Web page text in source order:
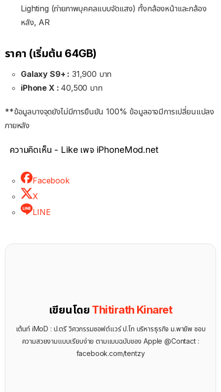
Lighting (ถ่ายภาพบุคคลแบบจัดแสง) ทั้งกล้องหน้าและกล้อง
หลัง, AR
ราคา (เริ่มต้น 64GB)
Galaxy S9+ : 31,900 บาท
iPhone X : 40,500 บาท
**ข้อมูลบางจุดยังไม่มีการยืนยัน 100% ข้อมูลอาจมีการเปลี่ยนแปลง
ภายหลัง
ความคิดเห็น - Like เพจ iPhoneMod.net
Facebook
X
LINE
เขียนโดย Thitirath Kinaret
เต้นท์ iMoD : ป.ตรี วิศวกรรมซอฟต์แวร์ ป.โท บริหารธุรกิจ ม.พายัพ ชอบ
ความสวยงามแบบเรียบง่าย ตามแบบฉบับของ Apple @Contact :
facebook.com/tentzy